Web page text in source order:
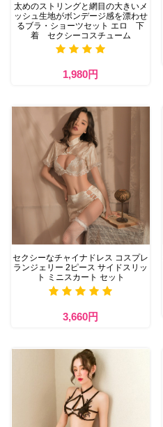
太めのストリングと網目の大きいメ
ッシュ生地がボンデージ感を漂わせ
るブラ・ショーツセット エロ 下
着 セクシーコスチューム
1,980円
セクシーなチャイナドレス コスプレ
ランジェリー 2ピース サイドスリッ
ト ミニスカート セット
3,660円